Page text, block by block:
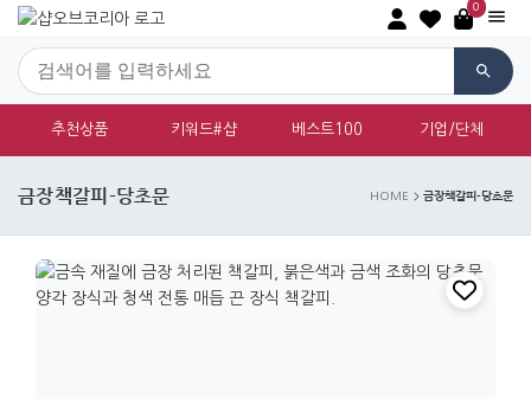
0
추천상품 키워드#샵 베스트100 기업/단체
금장책갈피-당초문 HOME 금장책갈피-당초문